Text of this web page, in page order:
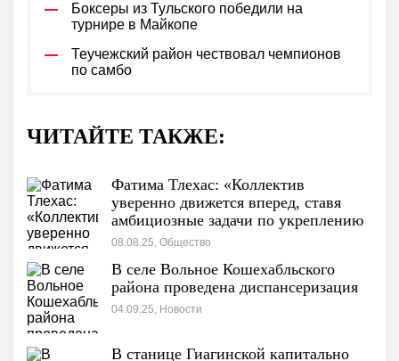
Боксеры из Тульского победили на
турнире в Майкопе
Теучежский район чествовал чемпионов
по самбо
ЧИТАЙТЕ ТАКЖЕ:
Фатима Тлехас: «Коллектив
уверенно движется вперед, ставя
амбициозные задачи по укреплению
здоровья населения»
08.08.25, Общество
В селе Вольное Кошехабльского
района проведена диспансеризация
04.09.25, Новости
В станице Гиагинской капитально